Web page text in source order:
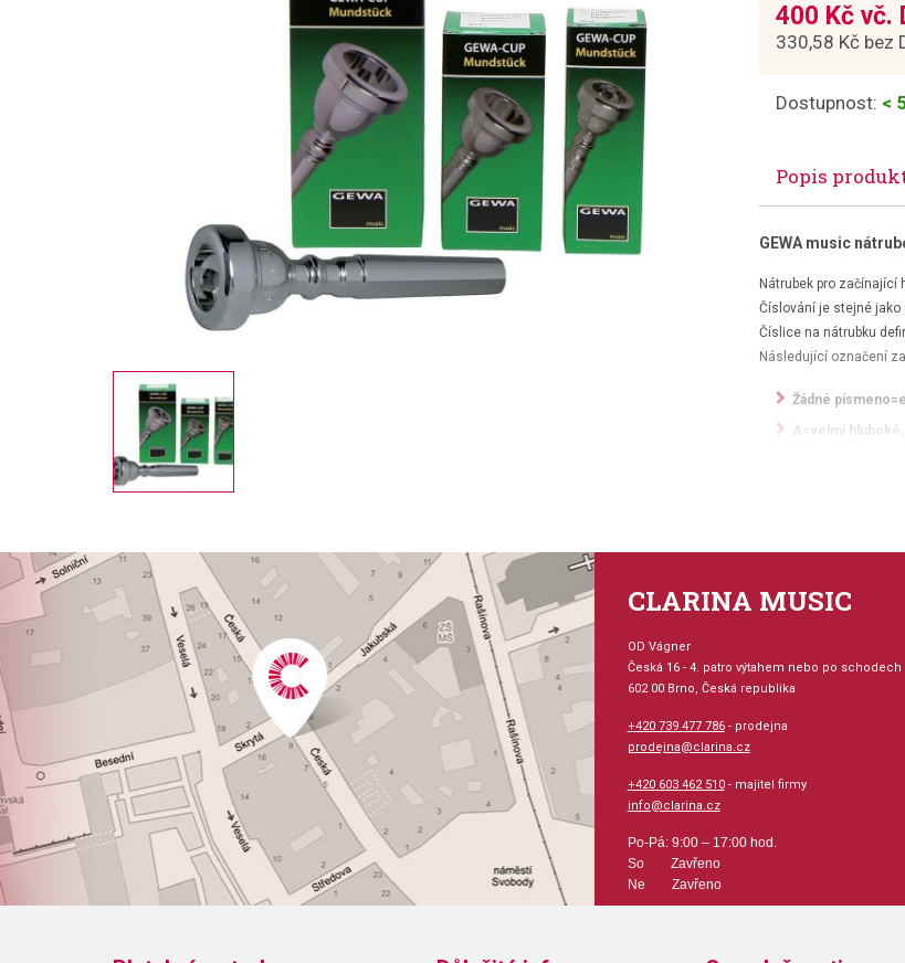
400 Kč vč.
330,58 Kč bez
Dostupnost: <
Popis
GEWA music
Nátrubek pro začínající
Číslování je stejné jako
Číslice na nátrubku
Následující označení
Žádné
A=velmi hluboké,
E=ploché, vrtání
117= vrtání
CLARINA MUSIC
OD Vágner
Česká 16 - 4. patro výtahem nebo po schodech
602 00 Brno, Česká republika
+420 739 477 786- prodejna
prodejna@clarina.cz
+420 603 462 510- majitel firmy
info@clarina.cz
Po-Pá: 9:00 – 17:00 hod.
So Zavřeno
Ne Zavřeno